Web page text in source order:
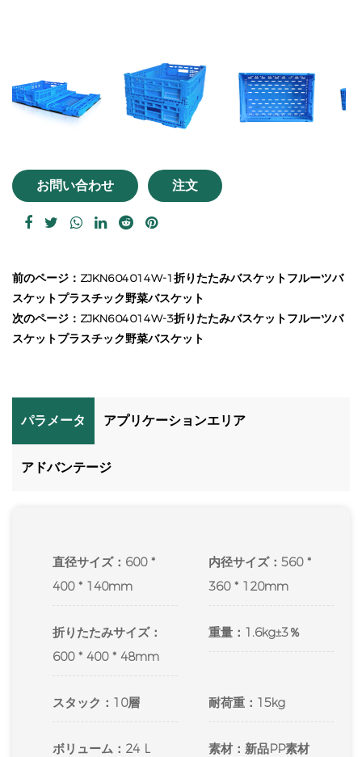
お問い合わせ 注文
前のページ：ZJKN604014W-1折りたたみバスケットフルーツバ
スケットプラスチック野菜バスケット
次のページ：ZJKN604014W-3折りたたみバスケットフルーツバ
スケットプラスチック野菜バスケット
パラメータ アプリケーションエリア
アドバンテージ
直径サイズ：600 *
400 * 140mm
内径サイズ：560 *
360 * 120mm
折りたたみサイズ：
600 * 400 * 48mm
重量：1.6kg±3％
スタック：10層 耐荷重：15kg
ボリューム：24 L 素材：新品PP素材